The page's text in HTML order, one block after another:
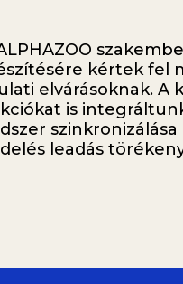
kértek fel
elvárásoknak. A
is
leadás